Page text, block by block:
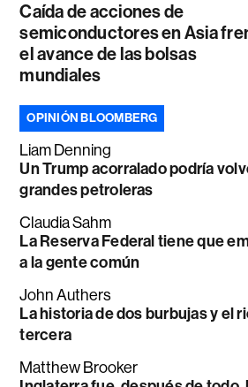
Caída de acciones de
semiconductores en Asia
el avance de las bolsas
mundiales
OPINIÓN BLOOMBERG
Liam Denning
Un Trump acorralado podría
grandes petroleras
Claudia Sahm
La Reserva Federal tiene que
a la gente común
John Authers
La historia de dos burbujas y el
tercera
Matthew Brooker